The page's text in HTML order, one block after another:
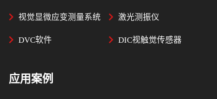
视觉显微应变测量系统 激光测振仪
DVC软件 DIC视触觉传感器
应用案例